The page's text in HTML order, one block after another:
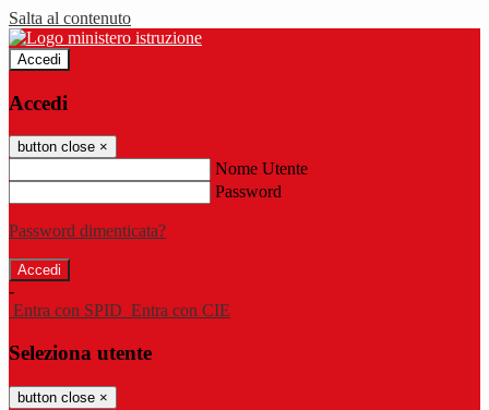
Salta al contenuto
Accedi
Accedi
button close ×
Nome Utente
Password
Password dimenticata?
-
Entra con SPID Entra con CIE
Seleziona utente
button close ×